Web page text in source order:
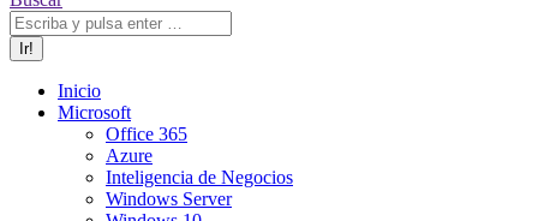
Inicio
Microsoft
Office 365
Azure
Inteligencia de Negocios
Windows Server